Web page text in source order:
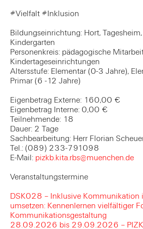
#Vielfalt #Inklusion
Bildungseinrichtung: Hort,
Kindergarten
Personenkreis: pädagogische
Kindertageseinrichtungen
Altersstufe: Elementar (0-3 Jahre),
Primar (6 -12 Jahre)
Eigenbetrag Externe: 160,00 €
Eigenbetrag Interne: 0,00 €
Teilnehmende: 18
Dauer: 2 Tage
Sachbearbeitung: Herr Florian
Tel.: (089) 233-791098
E-Mail: pizkb.kita.rbs@muenchen.de
Veranstaltungstermine
DSK028 – Inklusive Kommunikation
umsetzen: Kennenlernen vielfältiger
Kommunikationsgestaltung
28.09.2026 bis 29.09.2026 –